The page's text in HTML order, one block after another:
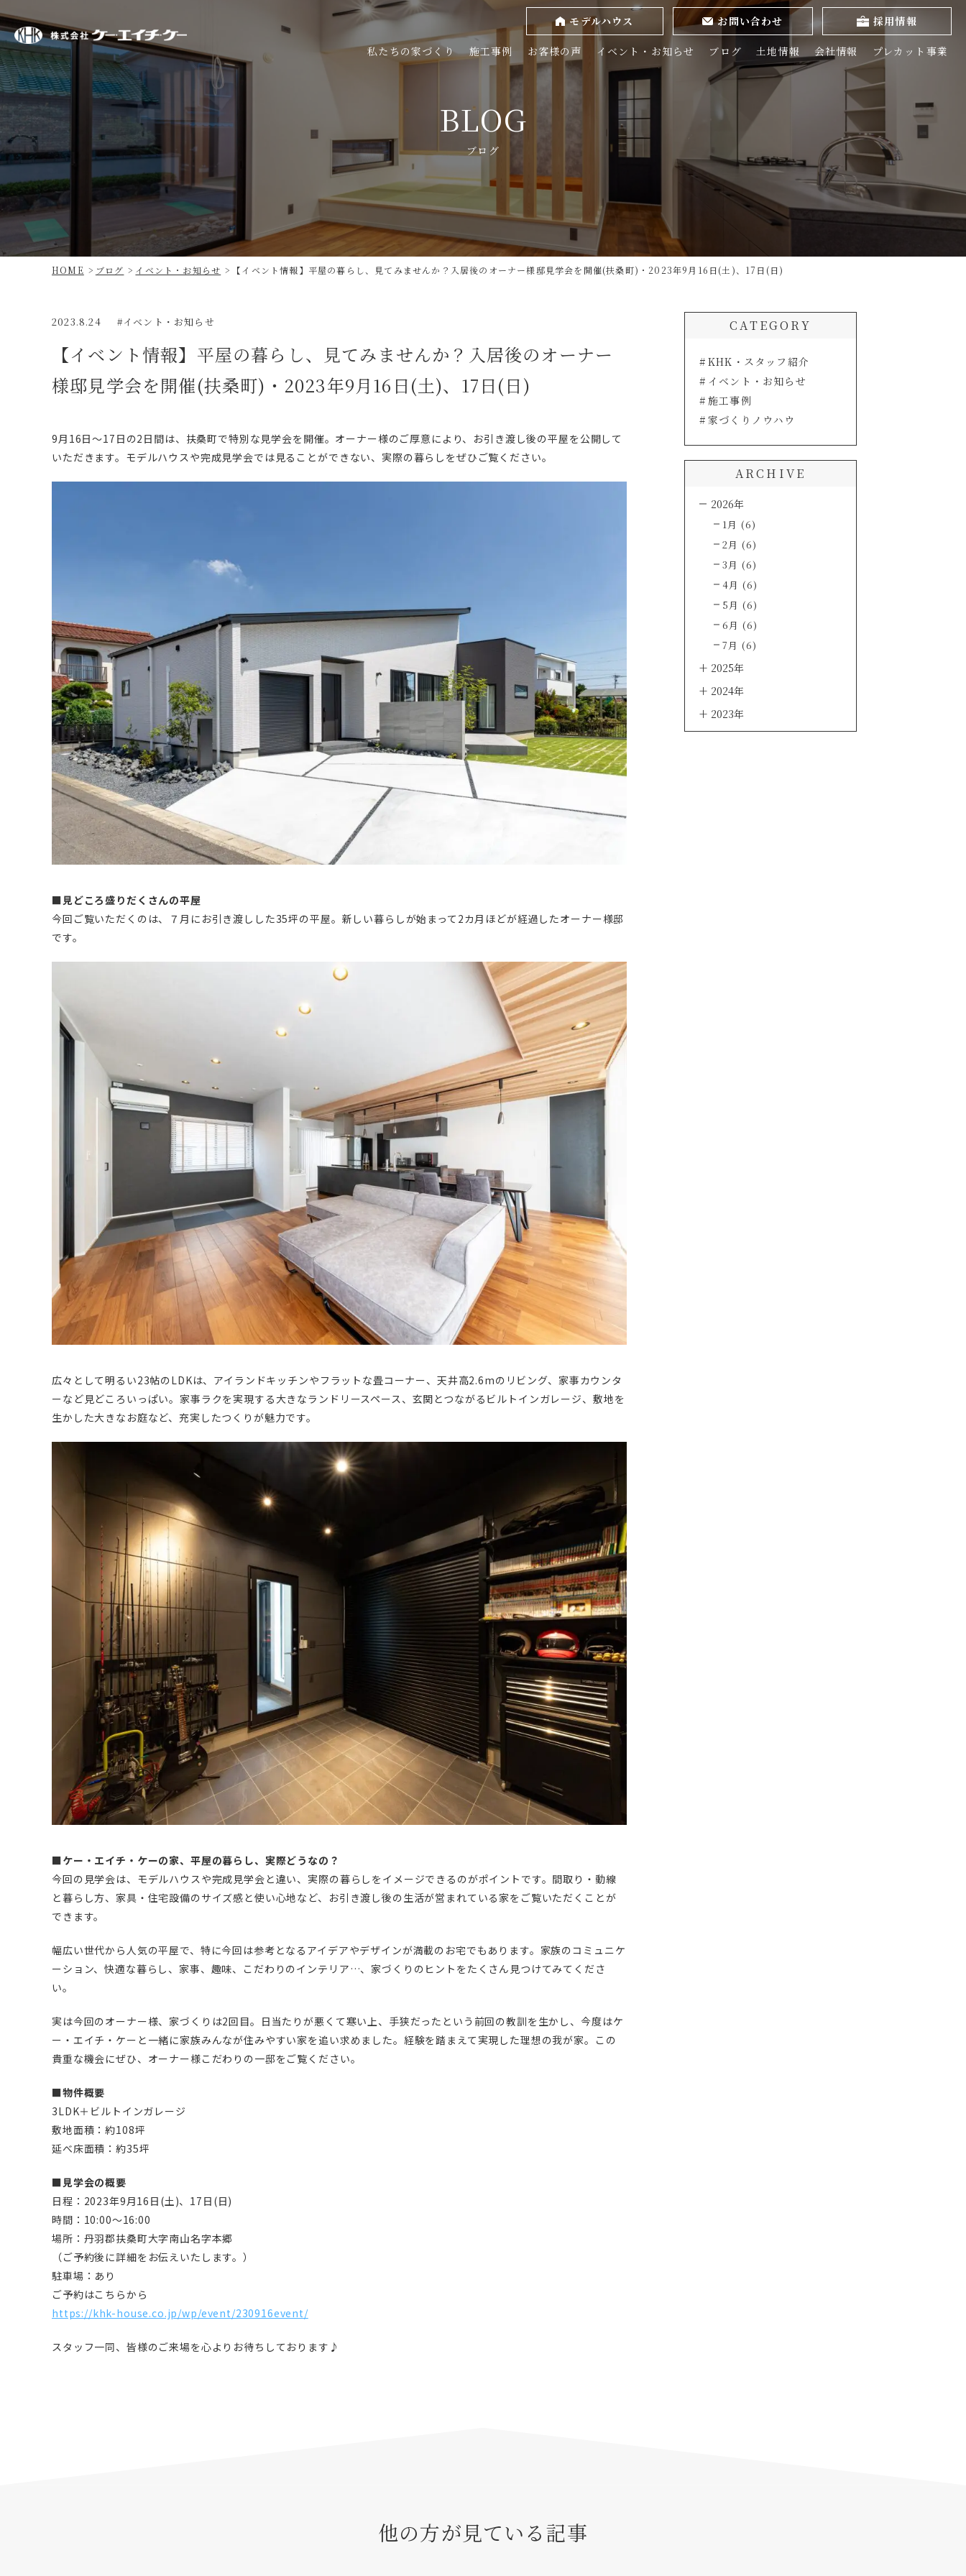
株
式
会
社
ケ
ー・
イ
チ・
ー
モデルハウス お問い合わせ 採用情報
私たちの家づくり 施工事例 お客様の声 イベント・お知らせ ブログ 土地情報 会社情報 プレカット事業
BLOG
ブログ
HOME ブログ イベント・お知らせ 【イベント情報】平屋の暮らし、見てみませんか？入居後のオーナー様邸見学会を開催(扶桑町)・2023年9月16日(土)、17日(日)
2023.8.24 イベント・お知らせ
【イベント情報】平屋の暮らし、見てみませんか？入居後のオーナー
様邸見学会を開催(扶桑町)・2023年9月16日(土)、17日(日)
9月16日～17日の2日間は、扶桑町で特別な見学会を開催。オーナー様のご厚意により、お引き渡し後の平屋を公開して
いただきます。モデルハウスや完成見学会では見ることができない、実際の暮らしをぜひご覧ください。
■見どころ盛りだくさんの平屋
今回ご覧いただくのは、７月にお引き渡しした35坪の平屋。新しい暮らしが始まって2カ月ほどが経過したオーナー様邸
です。
広々として明るい23帖のLDKは、アイランドキッチンやフラットな畳コーナー、天井高2.6mのリビング、家事カウンタ
ーなど見どころいっぱい。家事ラクを実現する大きなランドリースペース、玄関とつながるビルトインガレージ、敷地を
生かした大きなお庭など、充実したつくりが魅力です。
■ケー・エイチ・ケーの家、平屋の暮らし、実際どうなの？
今回の見学会は、モデルハウスや完成見学会と違い、実際の暮らしをイメージできるのがポイントです。間取り・動線
と暮らし方、家具・住宅設備のサイズ感と使い心地など、お引き渡し後の生活が営まれている家をご覧いただくことが
できます。
幅広い世代から人気の平屋で、特に今回は参考となるアイデアやデザインが満載のお宅でもあります。家族のコミュニケ
ーション、快適な暮らし、家事、趣味、こだわりのインテリア…、家づくりのヒントをたくさん見つけてみてくださ
い。
実は今回のオーナー様、家づくりは2回目。日当たりが悪くて寒い上、手狭だったという前回の教訓を生かし、今度はケ
ー・エイチ・ケーと一緒に家族みんなが住みやすい家を追い求めました。経験を踏まえて実現した理想の我が家。この
貴重な機会にぜひ、オーナー様こだわりの一邸をご覧ください。
■物件概要
3LDK＋ビルトインガレージ
敷地面積：約108坪
延べ床面積：約35坪
■見学会の概要
日程：2023年9月16日(土)、17日(日)
時間：10:00〜16:00
場所：丹羽郡扶桑町大字南山名字本郷
（ご予約後に詳細をお伝えいたします。）
駐車場：あり
ご予約はこちらから
https://khk-house.co.jp/wp/event/230916event/
スタッフ一同、皆様のご来場を心よりお待ちしております♪
CATEGORY
KHK・スタッフ紹介
イベント・お知らせ
施工事例
家づくりノウハウ
ARCHIVE
2026年
1月 (6)
2月 (6)
3月 (6)
4月 (6)
5月 (6)
6月 (6)
7月 (6)
2025年
2024年
2023年
他の方が見ている記事